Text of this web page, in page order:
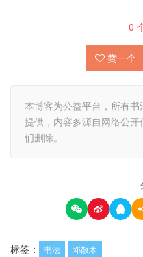
0
赞一个
本博客为公益平台，所有
提供，内容多源自网络公
们删除。
标签： 书法 邓散木